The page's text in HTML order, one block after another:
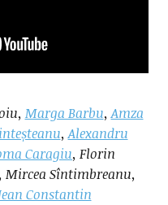
Marga Barbu,Amza
,Alexandru
Caragiu, Florin
, Mircea Sîntimbreanu,
Constantin